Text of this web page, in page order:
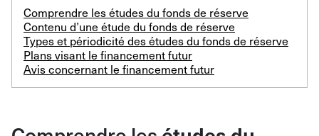
Comprendre les études du fonds de réserve
Contenu d’une étude du fonds de réserve
Types et périodicité des études du fonds de réserve
Plans visant le financement futur
Avis concernant le financement futur